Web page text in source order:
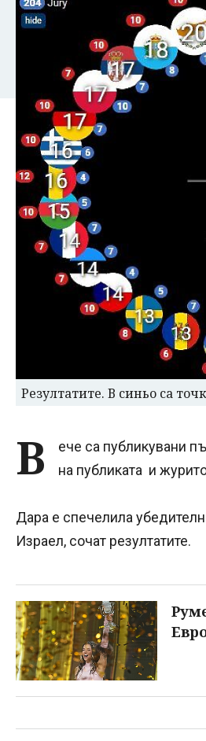
Резултатите. В синьо са
В
ече са публикувани
на публиката и
Дара е спечелила
Израел, сочат резултатите.